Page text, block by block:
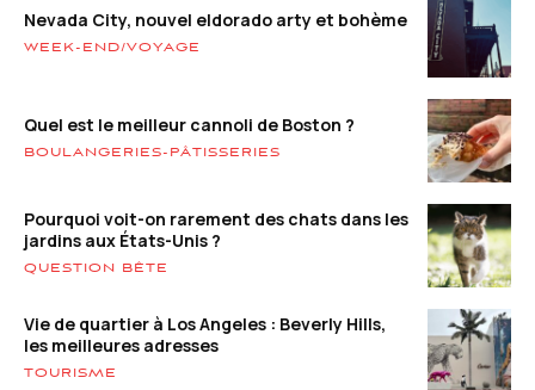
Nevada City, nouvel eldorado arty et bohème
WEEK-END/VOYAGE
Quel est le meilleur cannoli de Boston ?
BOULANGERIES-PÂTISSERIES
Pourquoi voit-on rarement des chats dans les
jardins aux États-Unis ?
QUESTION BÊTE
Vie de quartier à Los Angeles : Beverly Hills,
les meilleures adresses
TOURISME